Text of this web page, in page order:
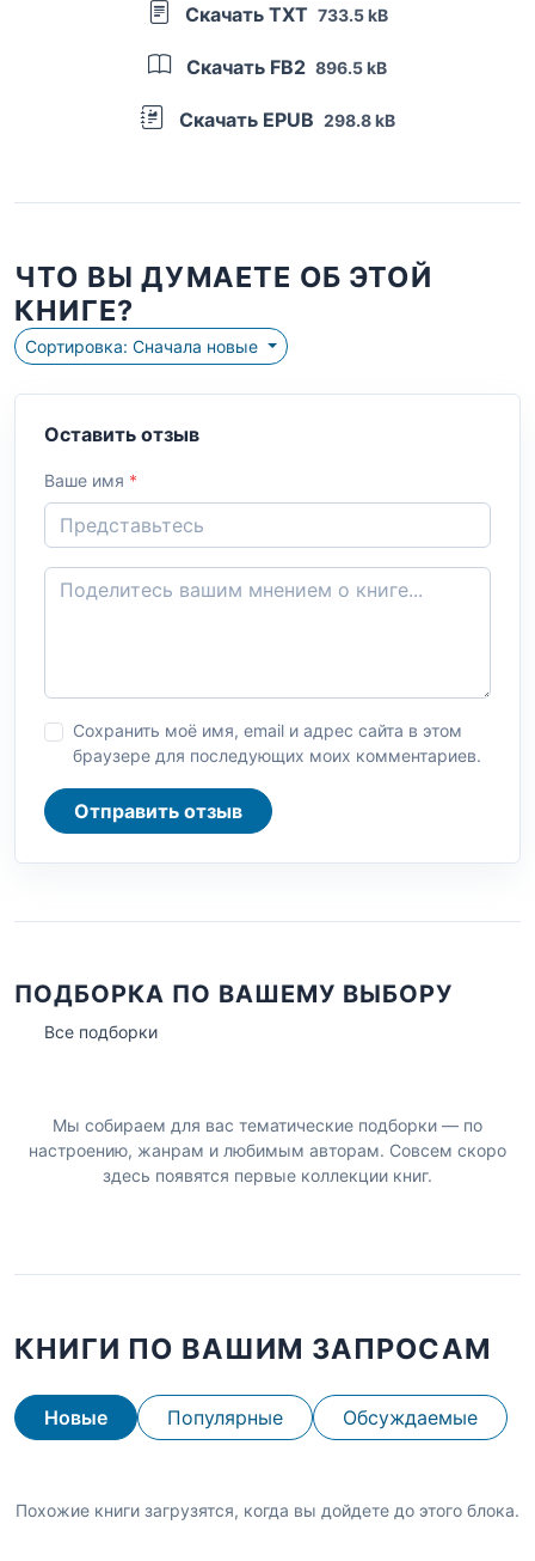
Скачать TXT 733.5 kB
Скачать FB2 896.5 kB
Скачать EPUB 298.8 kB
ЧТО ВЫ ДУМАЕТЕ ОБ ЭТОЙ
КНИГЕ?
Сортировка: Сначала новые
Оставить отзыв
Ваше имя *
Сохранить моё имя, email и адрес сайта в этом
браузере для последующих моих комментариев.
Отправить отзыв
ПОДБОРКА ПО ВАШЕМУ ВЫБОРУ
Все подборки
Мы собираем для вас тематические подборки — по
настроению, жанрам и любимым авторам. Совсем скоро
здесь появятся первые коллекции книг.
КНИГИ ПО ВАШИМ ЗАПРОСАМ
Новые Популярные Обсуждаемые
Похожие книги загрузятся, когда вы дойдете до этого блока.